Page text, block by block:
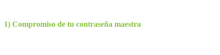
1) Compromiso de tu contraseña maestra